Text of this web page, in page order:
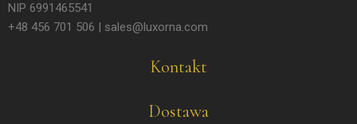
NIP 6991465541
+48 456 701 506 | sales@luxorna.com
Kontakt
Dostawa